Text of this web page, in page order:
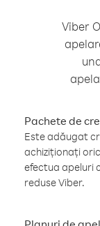
Viber
Pachete de
Este adăugat
achiziționați
efectua apeluri
reduse Viber.